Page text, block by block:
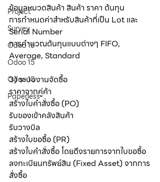
Project
Survey
Odoo 16
Odoo 15
Odoo 13
Paperless
ข้อมูลหมวดสินค้า สินค้า ราคา ต้นทุน
การกำหนดค่าสำหรับสินค้าที่เป็น Lot และ
Serial Number
การคำนวณต้นทุนแบบต่างๆ FIFO,
Average, Standard
3) ระบบงานจัดซื้อ
ราคาจากคู่ค้า
สร้างใบคำสั่งซื้อ (PO)
รับของเข้าคลังสินค้า
รับวางบิล
สร้างใบขอซื้อ (PR)
สร้างใบคำสั่งซื้อ โดยดึงรายการจากใบขอซื้อ
ลงทะเบียนทรัพย์สิน (Fixed Asset) จากการ
สั่งซื้อ